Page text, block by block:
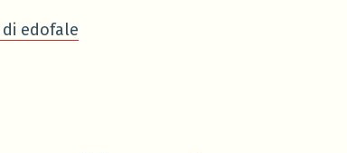
edofale